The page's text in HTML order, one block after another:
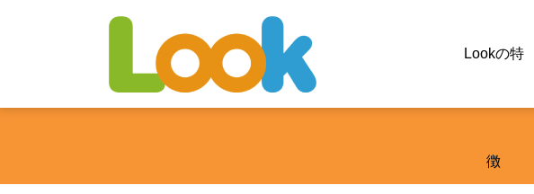
Lookの特
徴